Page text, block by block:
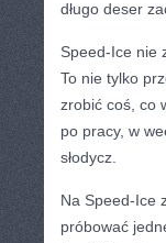
długo deser
Speed-Ice nie
To nie tylko
zrobić coś, co
po pracy, w
słodycz.
Na Speed-Ice
próbować